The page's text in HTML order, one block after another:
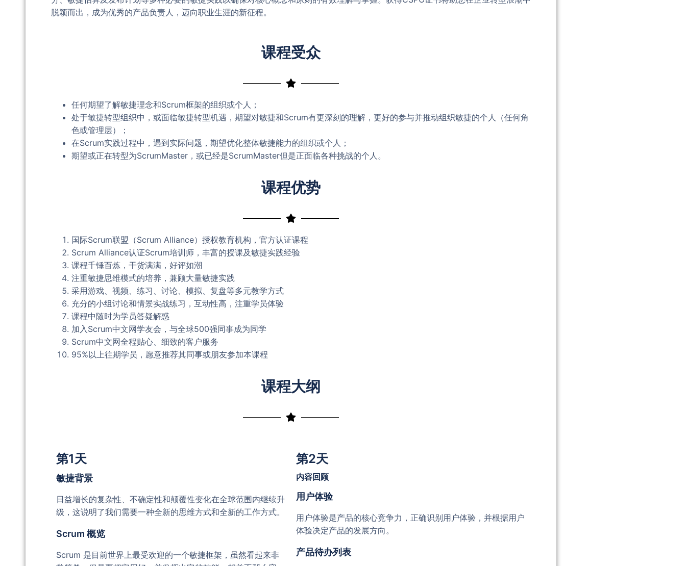
脱颖而出，成为优秀的产品负责人，迈向职业生涯的新征程。
课程受众
任何期望了解敏捷理念和Scrum框架的组织或个人；
处于敏捷转型组织中，或面临敏捷转型机遇，期望对敏捷和Scrum有更深刻的理解，更好的参与并推动组织敏捷的个人（任何角
色或管理层）；
在Scrum实践过程中，遇到实际问题，期望优化整体敏捷能力的组织或个人；
期望或正在转型为ScrumMaster，或已经是ScrumMaster但是正面临各种挑战的个人。
课程优势
国际Scrum联盟（Scrum Alliance）授权教育机构，官方认证课程
Scrum Alliance认证Scrum培训师，丰富的授课及敏捷实践经验
课程千锤百炼，干货满满，好评如潮
注重敏捷思维模式的培养，兼顾大量敏捷实践
采用游戏、视频、练习、讨论、模拟、复盘等多元教学方式
充分的小组讨论和情景实战练习，互动性高，注重学员体验
课程中随时为学员答疑解惑
加入Scrum中文网学友会，与全球500强同事成为同学
Scrum中文网全程贴心、细致的客户服务
95%以上往期学员，愿意推荐其同事或朋友参加本课程
课程大纲
第1天
敏捷背景
日益增长的复杂性、不确定性和颠覆性变化在全球范围内继续升
级，这说明了我们需要一种全新的思维方式和全新的工作方式。
Scrum 概览
Scrum 是目前世界上最受欢迎的一个敏捷框架，虽然看起来非
第2天
内容回顾
用户体验
用户体验是产品的核心竞争力，正确识别用户体验，并根据用户
体验决定产品的发展方向。
产品待办列表